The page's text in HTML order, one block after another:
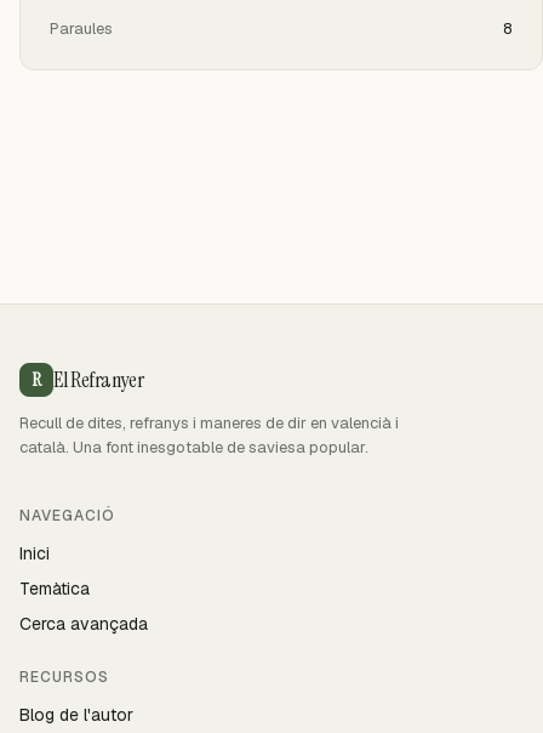
Paraules 8
R El Refranyer
Recull de dites, refranys i maneres de dir en valencià i
català. Una font inesgotable de saviesa popular.
NAVEGACIÓ
Inici
Temàtica
Cerca avançada
RECURSOS
Blog de l'autor